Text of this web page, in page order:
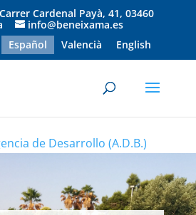
Cardenal Payà, 41, 03460
info@beneixama.es
Español
Valencià English
de Desarrollo (A.D.B.)